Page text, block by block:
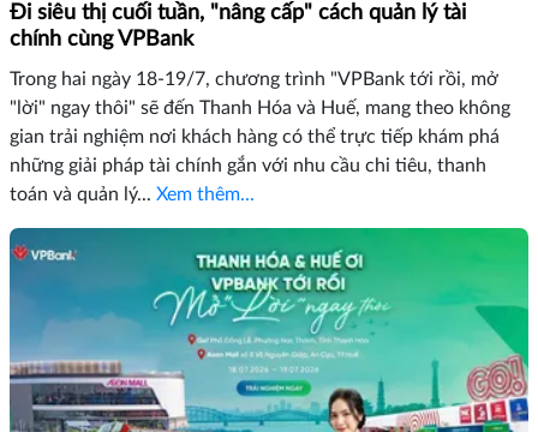
Đi siêu thị cuối tuần, "nâng cấp" cách quản lý tài
chính cùng VPBank
Trong hai ngày 18-19/7, chương trình "VPBank tới rồi, mở
"lời" ngay thôi" sẽ đến Thanh Hóa và Huế, mang theo không
gian trải nghiệm nơi khách hàng có thể trực tiếp khám phá
những giải pháp tài chính gắn với nhu cầu chi tiêu, thanh
toán và quản lý... Xem thêm...